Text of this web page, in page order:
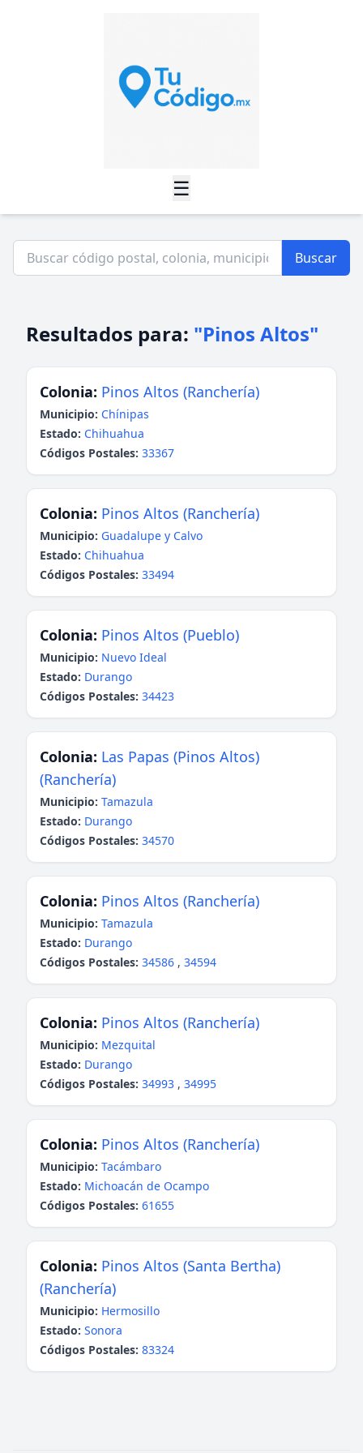
☰
Buscar
Resultados para: "Pinos Altos"
Colonia: Pinos Altos (Ranchería)
Municipio: Chínipas
Estado: Chihuahua
Códigos Postales: 33367
Colonia: Pinos Altos (Ranchería)
Municipio: Guadalupe y Calvo
Estado: Chihuahua
Códigos Postales: 33494
Colonia: Pinos Altos (Pueblo)
Municipio: Nuevo Ideal
Estado: Durango
Códigos Postales: 34423
Colonia: Las Papas (Pinos Altos)
(Ranchería)
Municipio: Tamazula
Estado: Durango
Códigos Postales: 34570
Colonia: Pinos Altos (Ranchería)
Municipio: Tamazula
Estado: Durango
Códigos Postales: 34586 , 34594
Colonia: Pinos Altos (Ranchería)
Municipio: Mezquital
Estado: Durango
Códigos Postales: 34993 , 34995
Colonia: Pinos Altos (Ranchería)
Municipio: Tacámbaro
Estado: Michoacán de Ocampo
Códigos Postales: 61655
Colonia: Pinos Altos (Santa Bertha)
(Ranchería)
Municipio: Hermosillo
Estado: Sonora
Códigos Postales: 83324